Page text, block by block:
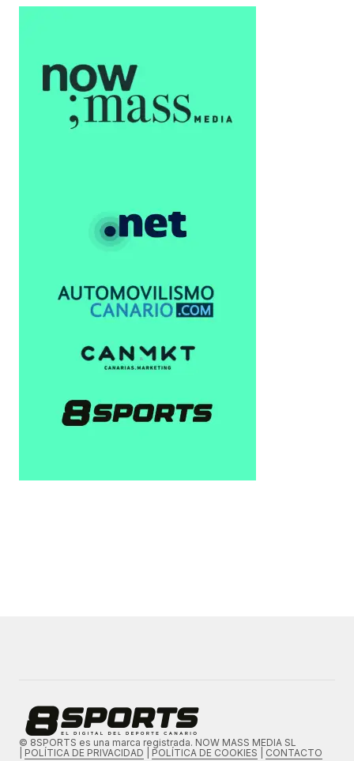
© 8SPORTS es una marca registrada. NOW MASS MEDIA SL
POLÍTICA DE PRIVACIDAD POLÍTICA DE COOKIES CONTACTO